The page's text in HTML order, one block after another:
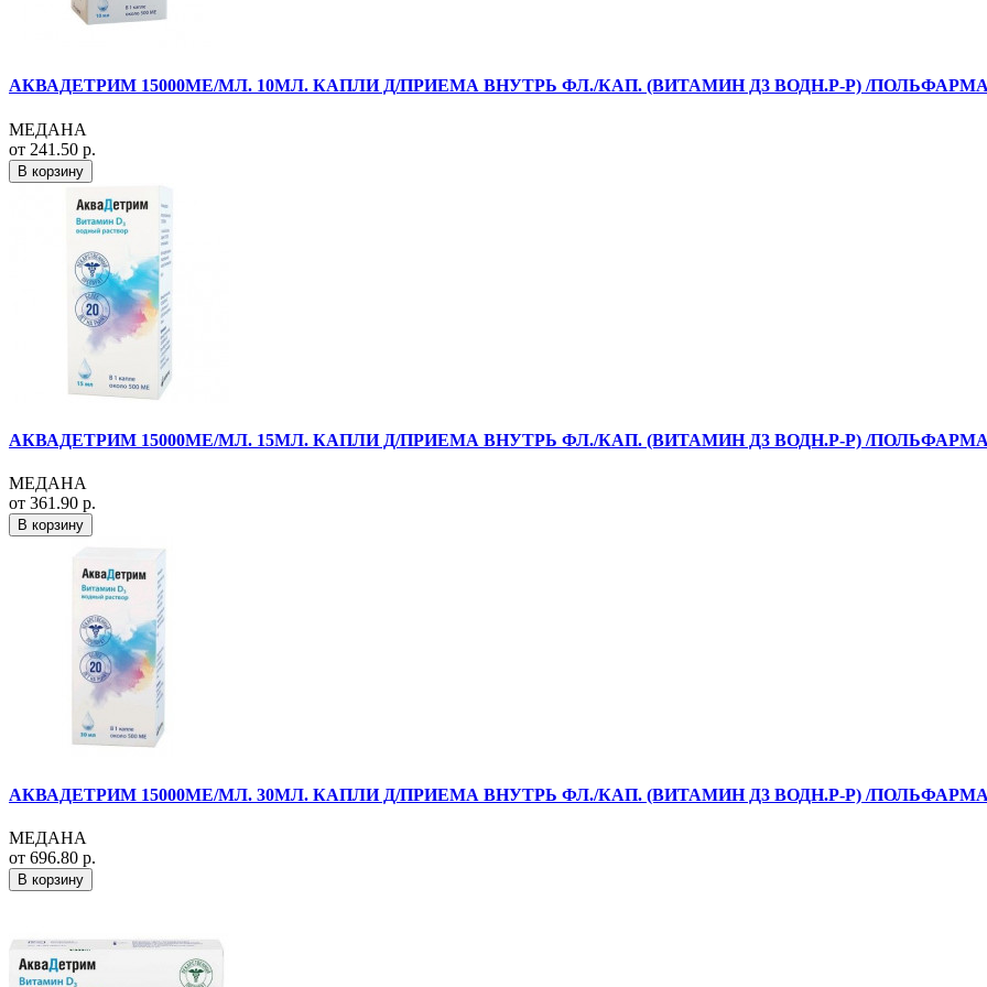
АКВАДЕТРИМ 15000МЕ/МЛ. 10МЛ. КАПЛИ Д/ПРИЕМА ВНУТРЬ ФЛ./КАП. (ВИТАМИН Д3 ВОДН.Р-Р) /
МЕДАНА
от 241.50 р.
В корзину
АКВАДЕТРИМ 15000МЕ/МЛ. 15МЛ. КАПЛИ Д/ПРИЕМА ВНУТРЬ ФЛ./КАП. (ВИТАМИН Д3 ВОДН.Р-Р) /
МЕДАНА
от 361.90 р.
В корзину
АКВАДЕТРИМ 15000МЕ/МЛ. 30МЛ. КАПЛИ Д/ПРИЕМА ВНУТРЬ ФЛ./КАП. (ВИТАМИН Д3 ВОДН.Р-Р) /
МЕДАНА
от 696.80 р.
В корзину